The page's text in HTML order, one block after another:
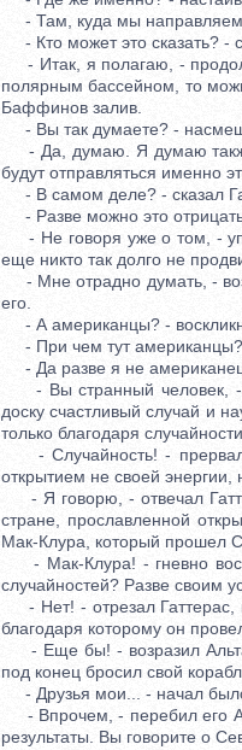
- Там, куда мы
- Кто может это сказать? -
- Итак, я полагаю, -
полярным бассейном, то
Баффинов залив.
- Вы так думаете? -
- Да, думаю. Я думаю
будут отправляться именно
- В самом деле? - сказал
- Разве можно это
- Не говоря уже о том, -
еще никто так долго не
- Мне отрадно думать, -
его.
- А американцы? -
- При чем тут американцы?
- Да разве я не
- Вы странный человек, - с
доску счастливый случай и
только благодаря
- Случайность! - прервал
открытием не своей
- Я говорю, - отвечал
стране, прославленной
Мак-Клура, который прошел
- Мак-Клура! - гневно
случайностей? Разве своим
- Нет! - отрезал Гаттерас,
благодаря которому он
- Еще бы! - возразил
под конец бросил свой
- Друзья мои... - начал
- Впрочем, - перебил его
результаты. Вы говорите о